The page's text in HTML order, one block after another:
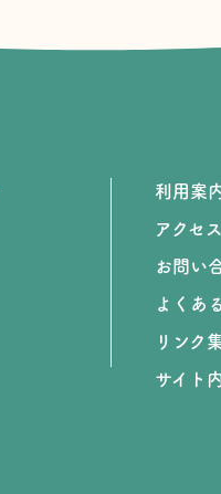
利用案
アクセス
お問い
よくあ
リンク
サイト